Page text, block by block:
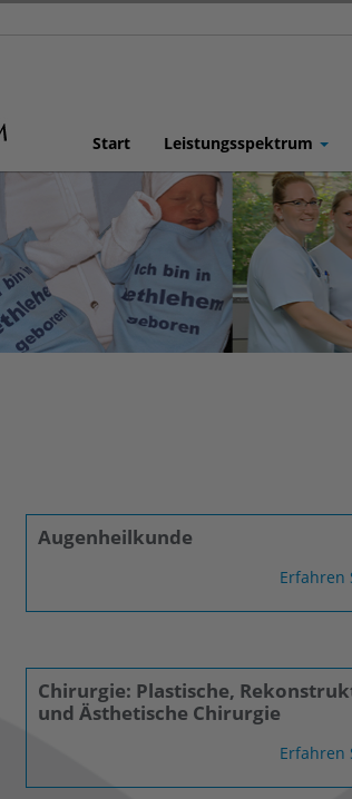
Start Leistungsspektrum
Augenheilkunde
Erfahren
Chirurgie: Plastische,
und Ästhetische Chirurgie
Erfahren